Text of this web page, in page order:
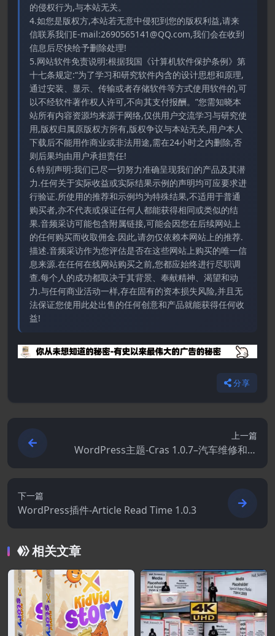
的侵权行为,与本站无关。
4.如您是版权方,本站若无意中侵犯到您的版权利益,请来
信联系我们E-mail:2690565141@QQ.com,我们会在收到
信息后尽快给予删除处理!
5.网站软件免责说明:根据我国《计算机软件保护条例》第
十七条规定:“为了学习和研究软件内含的设计思想和原理,
通过安装、显示、传输或者存储软件等方式使用软件的,可
以不经软件著作权人许可,不向其支付报酬。”您需知晓本
站所有内容资源均来源于网络,仅供用户交流学习与研究使
用,版权归属原版权方所有,版权争议与本站无关,用户本人
下载后不能用作商业或非法用途,需在24小时之内删除,否
则后果均由用户承担责任!
6.特别声明:我们已尽一切努力准确呈现我们的产品及其潜
力.任何关于实际收益或实际结果示例的声明均可应要求进
行验证.所使用的推荐和示例均为特殊结果,不适用于普通
购买者,亦不代表或保证任何人都能获得相同或类似的结
果.音频采访可能包含附属链接,可能会因您在后续网站上
的任何购买而收取佣金.因此,请勿仅依赖本网站上的推荐.
描述.音频采访作为您评估是否在这些网站上购买的唯一信
息来源.在任何在线网站购买之前,您都应始终进行尽职调
查.每个人的成功都取决于其背景、奉献精神、渴望和动
力.与任何商业活动一样,存在固有的资本损失风险,并且无
法保证您使用此处出售的任何创意和产品就能获得任何收
益!
分享
上一篇
WordPress主题-Cras 1.0.7–汽车维修和汽
车服务WordPress主题
下一篇
WordPress插件-Article Read Time 1.0.3
相关文章